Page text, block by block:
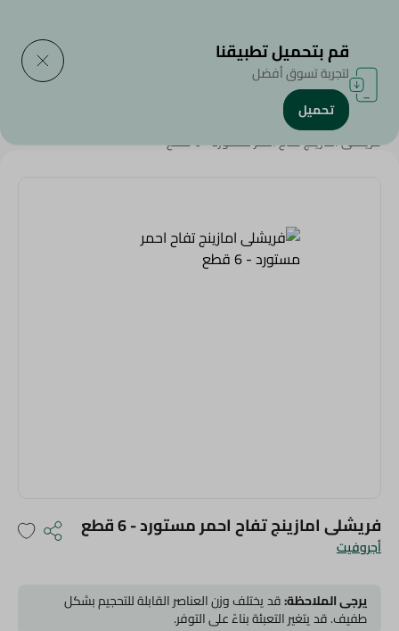
الرئيسية/الفواكه
فريشلى امازينج تفاح احمر مستورد - 6 قطع
أجروفيت
فريشلى امازينج تفاح احمر مستورد - 6 قطع
يرجى الملاحظة:قد يختلف وزن العناصر القابلة للتحجيم بشكل
طفيف. قد يتغير التعبئة بناءً على التوفر.
قم بتحميل تطبيقنا
لتجربة تسوق أفضل
تحميل